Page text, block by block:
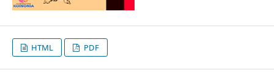
HTML PDF